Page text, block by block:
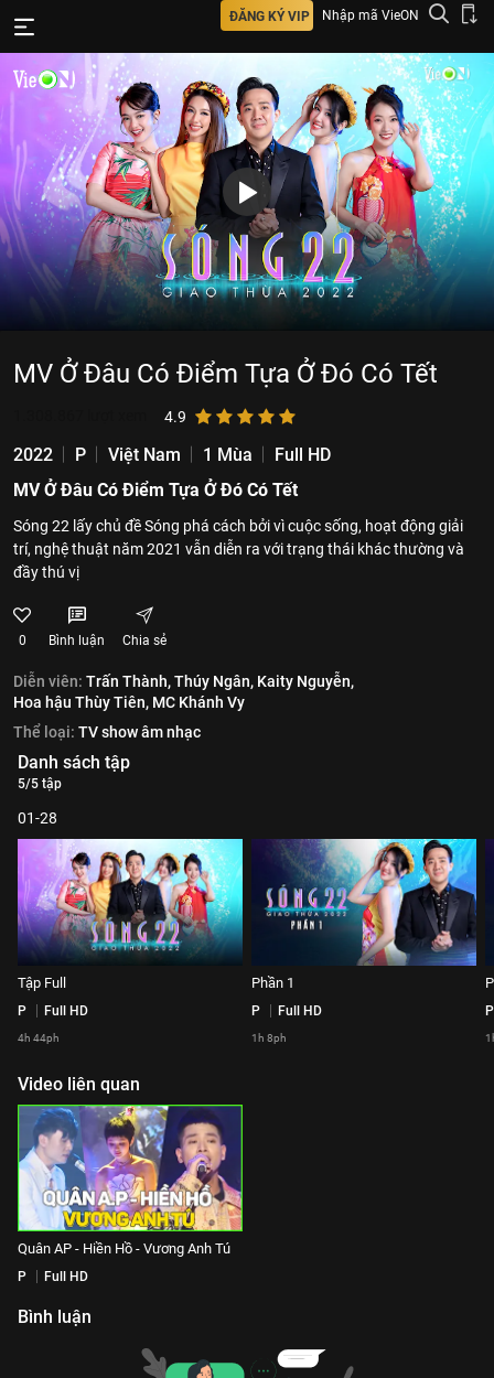
ĐĂNG KÝ VIP Nhập mã VieON
MV Ở Đâu Có Điểm Tựa Ở Đó Có Tết
4.9
2022 P Việt Nam 1 Mùa
Full HD
MV Ở Đâu Có Điểm Tựa Ở Đó Có Tết
Sóng 22 lấy chủ đề Sóng phá cách bởi vì cuộc sống, hoạt động giải
trí, nghệ thuật năm 2021 vẫn diễn ra với trạng thái khác thường và
đầy thú vị
0 Bình luận Chia sẻ
Diễn viên: Trấn Thành,Thúy Ngân, Kaity Nguyễn,
Hoa hậu Thùy Tiên, MC Khánh Vy
Thể loại: TV show âm nhạc
Danh sách tập
5/5 tập
01-28
Tập Full
P Full HD
4h 44ph
Phần 1
P Full HD
1h 8ph
P
Video liên quan
Quân AP - Hiền Hồ - Vương Anh Tú
P Full HD
Bình luận